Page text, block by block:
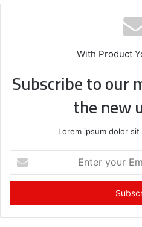
With Product
Subscribe to our
the new
Lorem ipsum dolor
t
r
y